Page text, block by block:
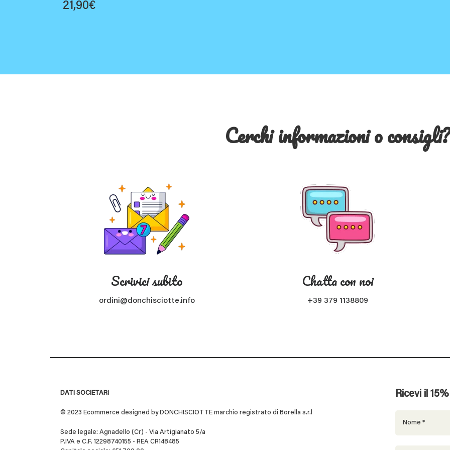
21,90€
Cerchi informazioni o consigli?
Scrivici subito
ordini@donchisciotte.info
Chatta con noi
+39 379 1138809
DATI SOCIETARI
© 2023 Ecommerce designed by DONCHISCIOTTE marchio registrato di Borella s.r.l
Sede legale: Agnadello (Cr) - Via Artigianato 5/a
P.IVA e C.F. 12298740155 - REA CR148485
Ricevi il